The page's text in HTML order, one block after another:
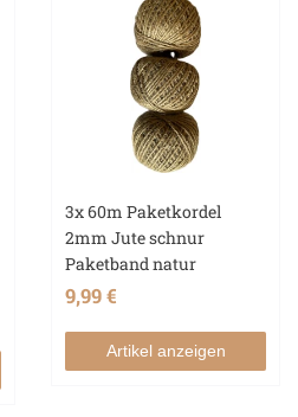
3x 60m Paketkordel
2mm Jute schnur
Paketband natur
9,99 €
Artikel anzeigen